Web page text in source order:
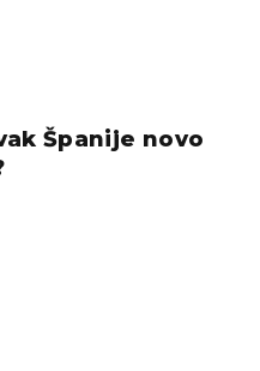
Španije novo